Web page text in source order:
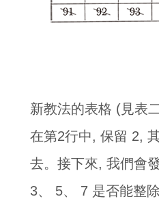
新教法的表格 (見表
在第2行中, 保留 2,
去。接下來, 我們會
3、 5、 7 是否能整